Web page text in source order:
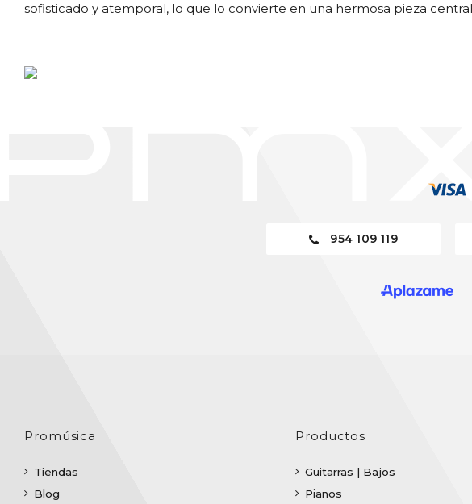
sofisticado y atemporal, lo que lo convierte en una hermosa pieza
954 109 119
Promúsica
Tiendas
Blog
Productos
Guitarras | Bajos
Pianos